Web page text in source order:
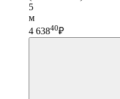
5
м
4 63840₽